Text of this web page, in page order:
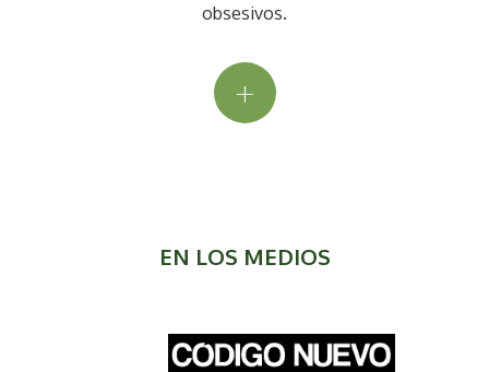
obsesivos.
+
EN LOS MEDIOS